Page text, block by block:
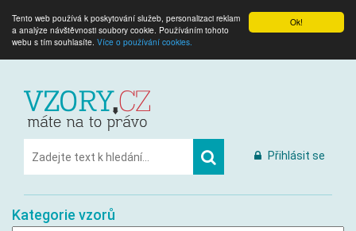
Ok!
Tento web používá k poskytování služeb, personalizaci reklam
a analýze návštěvnosti soubory cookie. Používáním tohoto
webu s tím souhlasíte. Více o používání cookies.
Přihlásit se
Kategorie vzorů